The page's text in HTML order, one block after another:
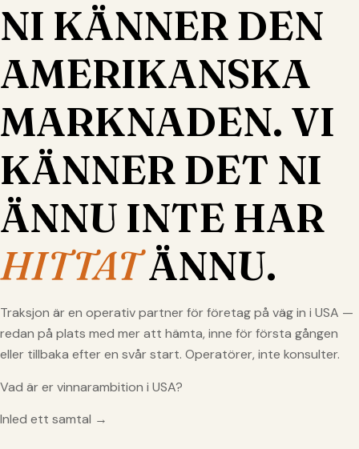
NI KÄNNER DEN
AMERIKANSKA
MARKNADEN. VI
KÄNNER DET NI
ÄNNU INTE HAR
HITTATÄNNU.
Traksjon är en operativ partner för företag på väg in i USA —
redan på plats med mer att hämta, inne för första gången
eller tillbaka efter en svår start. Operatörer, inte konsulter.
Vad är er vinnarambition i USA?
Inled ett samtal →